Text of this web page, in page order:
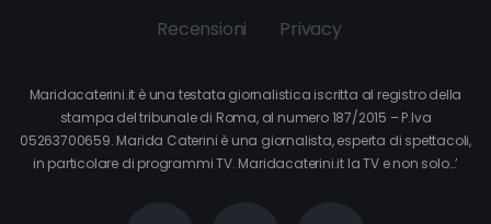
Recensioni Privacy
Maridacaterini.it è una testata giornalistica iscritta al registro della
stampa del tribunale di Roma, al numero 187/2015 – P.Iva
05263700659. Marida Caterini è una giornalista, esperta di spettacoli,
in particolare di programmi TV. Maridacaterini.it la TV e non solo…’